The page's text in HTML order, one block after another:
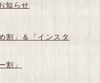
知らせ
割」＆「インスタ
割」